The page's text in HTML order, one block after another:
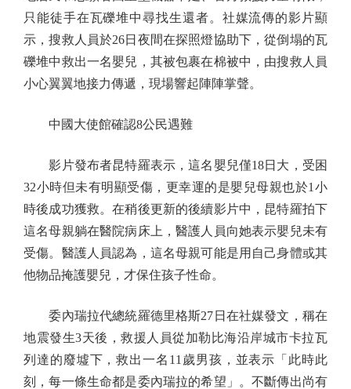
只能徒手在瓦礫堆中尋找生還者。社媒流傳的影片顯
示，搜救人員於26日夜間在探照燈協助下，從倒塌的瓦
礫堆中救出一名嬰兒，其被包裹在棉被中，由搜救人員
小心翼翼地接力傳遞，現場響起陣陣掌聲。
中國大使館確認8公民遇難
影片發布者昆特羅表示，這名嬰兒僅18日大，受困
32小時但未有明顯受傷，更幸運的是嬰兒母親也於1小
時後成功獲救。在稍後更新的後續影片中，昆特羅拍下
這名母親躺在醫院病床上，醫護人員向她表示嬰兒未有
受傷。醫護人員認為，這名母親可能是用自己身體或其
他物品掩護嬰兒，才保住孩子性命。
委內瑞拉代總統羅德里格斯27日在社媒發文，稱在
地震發生3天後，救援人員從加勒比海沿岸城市卡拉瓦
列達的廢墟下，救出一名11歲男孩，並表示「此時此
刻，每一條生命都是委內瑞拉的希望」。不斷傳出尚有